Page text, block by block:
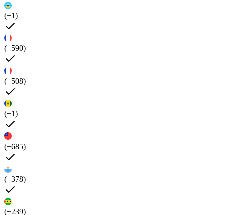
(+1)
(+590)
(+508)
(+1)
(+685)
(+378)
(+239)